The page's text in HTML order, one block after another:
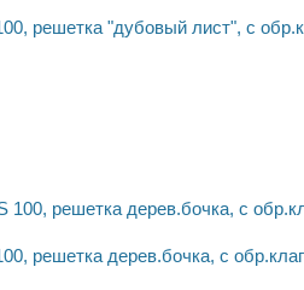
решетка "дубовый лист", с
решетка дерев.бочка, с